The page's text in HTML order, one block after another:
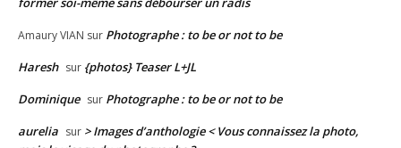
Amaury VIAN sur Photographe : to be or not to be
Haresh sur {photos} Teaser L+JL
Dominique sur Photographe : to be or not to be
aurelia sur > Images d’anthologie < Vous connaissez la photo,